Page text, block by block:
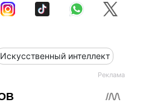
Искусственный интеллект